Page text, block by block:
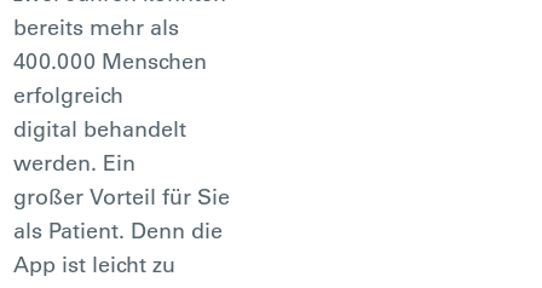
bereits mehr als
400.000 Menschen
erfolgreich
digital behandelt
werden. Ein
großer Vorteil für Sie
als Patient. Denn die
App ist leicht zu